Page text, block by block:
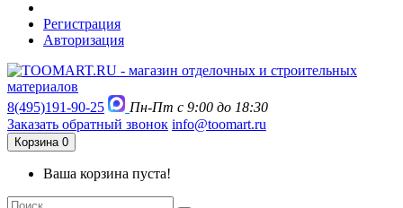
Регистрация
Авторизация
8(495)191-90-25
Пн-Пт с 9:00 до 18:30
Заказать обратный звонок info@toomart.ru
Корзина 0
Ваша корзина пуста!